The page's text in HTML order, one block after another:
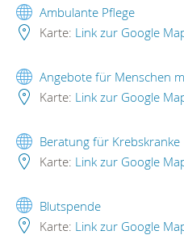
Ambulante Pflege
Karte: Link zur Google
Angebote für Menschen
Karte: Link zur Google
Beratung für Krebskranke
Karte: Link zur Google
Blutspende
Karte: Link zur Google